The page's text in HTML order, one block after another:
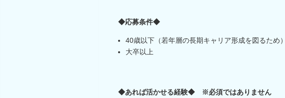
◆応募条件◆
40歳以下（若年層の長期キャリア形成を図るため）
大卒以上
◆あれば活かせる経験◆ ※必須ではありません